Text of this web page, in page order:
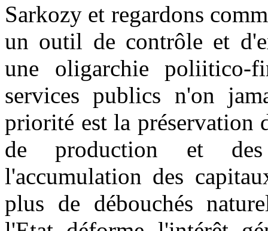
Sarkozy et regardons
un outil de contrôle et
une oligarchie poliitico-
services publics n'on
priorité est la préservation
de production et des
l'accumulation des
plus de débouchés